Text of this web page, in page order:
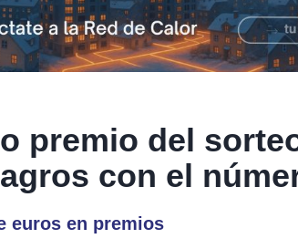
premio del
con el
euros en premios